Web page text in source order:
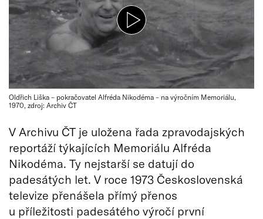
Oldřich Liška – pokračovatel Alfréda Nikodéma – na výročním Memoriálu,
1970, zdroj: Archiv ČT
V Archivu ČT je uložena řada zpravodajských
reportáží týkajících Memoriálu Alfréda
Nikodéma. Ty nejstarší se datují do
padesátých let. V roce 1973 Československá
televize přenášela přímý přenos
u příležitosti padesátého výročí první